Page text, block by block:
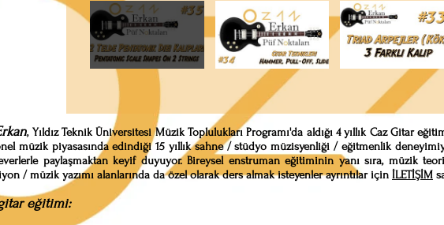
, Yıldız Teknik Üniversitesi Müzik Toplulukları Programı'da aldığı 4 yıllık Caz Gitar
müzik piyasasında edindiği 15 yıllık sahne / stüdyo müzisyenliği / eğitmenlik
paylaşmaktan keyif duyuyor. Bireysel enstruman eğitiminin yanı sıra, müzik
/ müzik yazımı alanlarında da özel olarak ders almak isteyenler ayrıntılar için İLETİŞİM
eğitimi: